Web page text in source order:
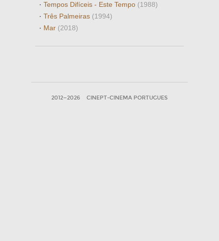
· Tempos Difíceis - Este Tempo (1988)
· Três Palmeiras (1994)
· Mar (2018)
2012—2026 CINEPT-CINEMA PORTUGUES